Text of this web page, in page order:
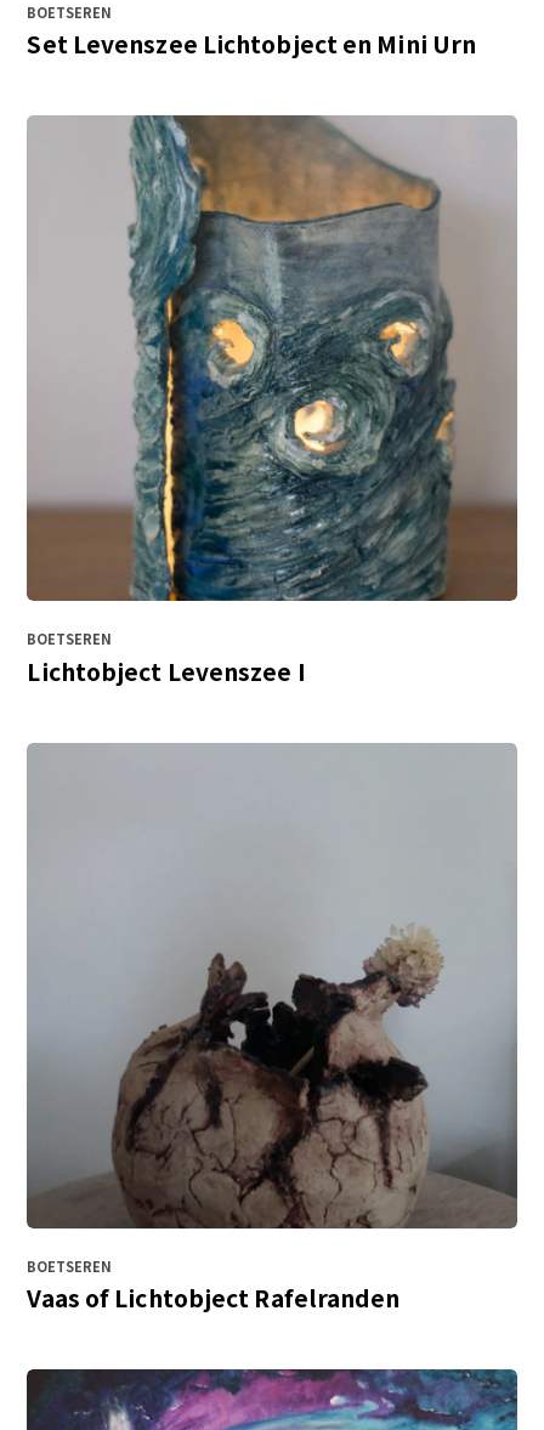
BOETSEREN
Set Levenszee Lichtobject en Mini Urn
BOETSEREN
Lichtobject Levenszee I
BOETSEREN
Vaas of Lichtobject Rafelranden